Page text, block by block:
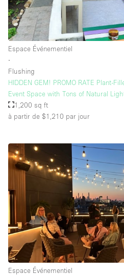
Espace Événementiel
∙
Flushing
HIDDEN GEM! PROMO RATE Plant-
Event Space with Tons of Natural
1,200 sq ft
à partir de $1,210 par jour
Espace Événementiel